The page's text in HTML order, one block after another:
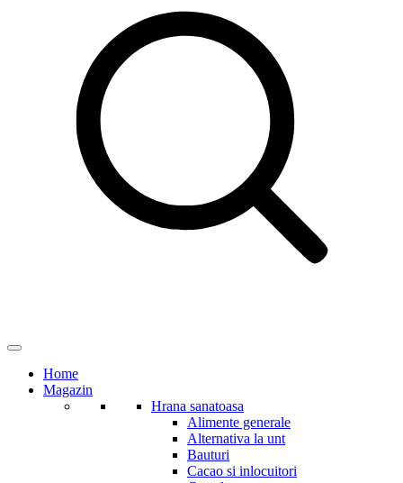
Home
Magazin
Hrana sanatoasa
Alimente generale
Alternativa la unt
Bauturi
Cacao si inlocuitori